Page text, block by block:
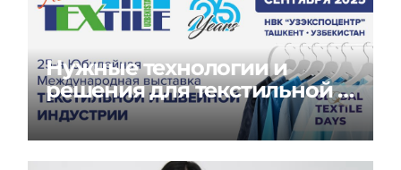
Нужные технологии и
решения для текстильной и
швейной индустрии на
Global Textile Days